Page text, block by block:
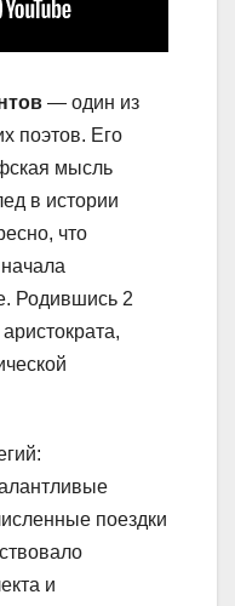
— один из
поэтов. Его
мысль
в истории
что
Родившись 2
поездки
и